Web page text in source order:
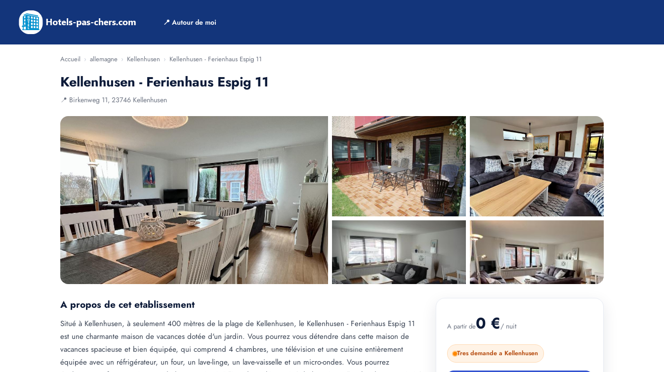
📍 Autour de moi
Accueil › allemagne › Kellenhusen › Kellenhusen - Ferienhaus Espig 11
Kellenhusen - Ferienhaus Espig 11
📍 Birkenweg 11, 23746 Kellenhusen
+ 2 photos
A propos de cet etablissement
Situé à Kellenhusen, à seulement 400 mètres de la plage de Kellenhusen, le Kellenhusen - Ferienhaus Espig 11
est une charmante maison de vacances dotée d'un jardin. Vous pourrez vous détendre dans cette maison de
vacances spacieuse et bien équipée, qui comprend 4 chambres, une télévision et une cuisine entièrement
équipée avec un réfrigérateur, un four, un lave-linge, un lave-vaisselle et un micro-ondes. Vous pourrez
A partir de0 €/ nuit
Tres demande a Kellenhusen